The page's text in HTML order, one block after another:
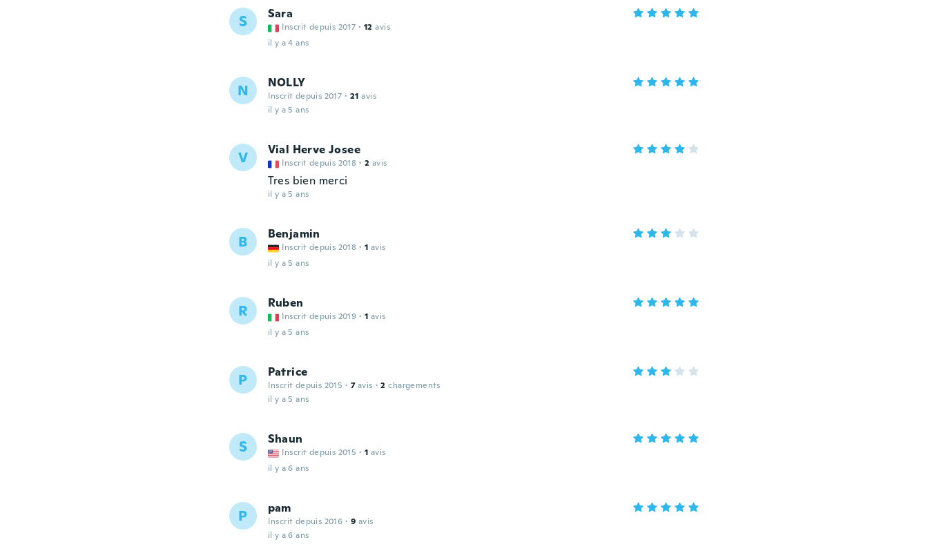
S Sara
Inscrit depuis 2017 · 12 avis
il y a 4 ans
N NOLLY
Inscrit depuis 2017 · 21 avis
il y a 5 ans
V Vial Herve Josee
Inscrit depuis 2018 · 2 avis
Tres bien merci
il y a 5 ans
B Benjamin
Inscrit depuis 2018 · 1 avis
il y a 5 ans
R Ruben
Inscrit depuis 2019 · 1 avis
il y a 5 ans
P Patrice
Inscrit depuis 2015 · 7 avis · 2 chargements
il y a 5 ans
S Shaun
Inscrit depuis 2015 · 1 avis
il y a 6 ans
P pam
Inscrit depuis 2016 · 9 avis
il y a 6 ans